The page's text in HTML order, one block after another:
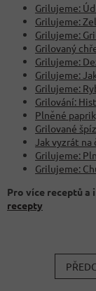
Grilujeme:
Grilujeme:
Grilujeme:
Grilovaný
Grilujeme:
Grilujeme:
Grilujeme:
Grilování:
Plněné
Grilované
Jak vyzrát na
Grilujeme:
Grilujeme:
Pro více receptů a
recepty